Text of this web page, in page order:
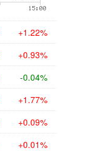
+1.22%
+0.93%
-0.04%
+1.77%
+0.09%
+0.01%